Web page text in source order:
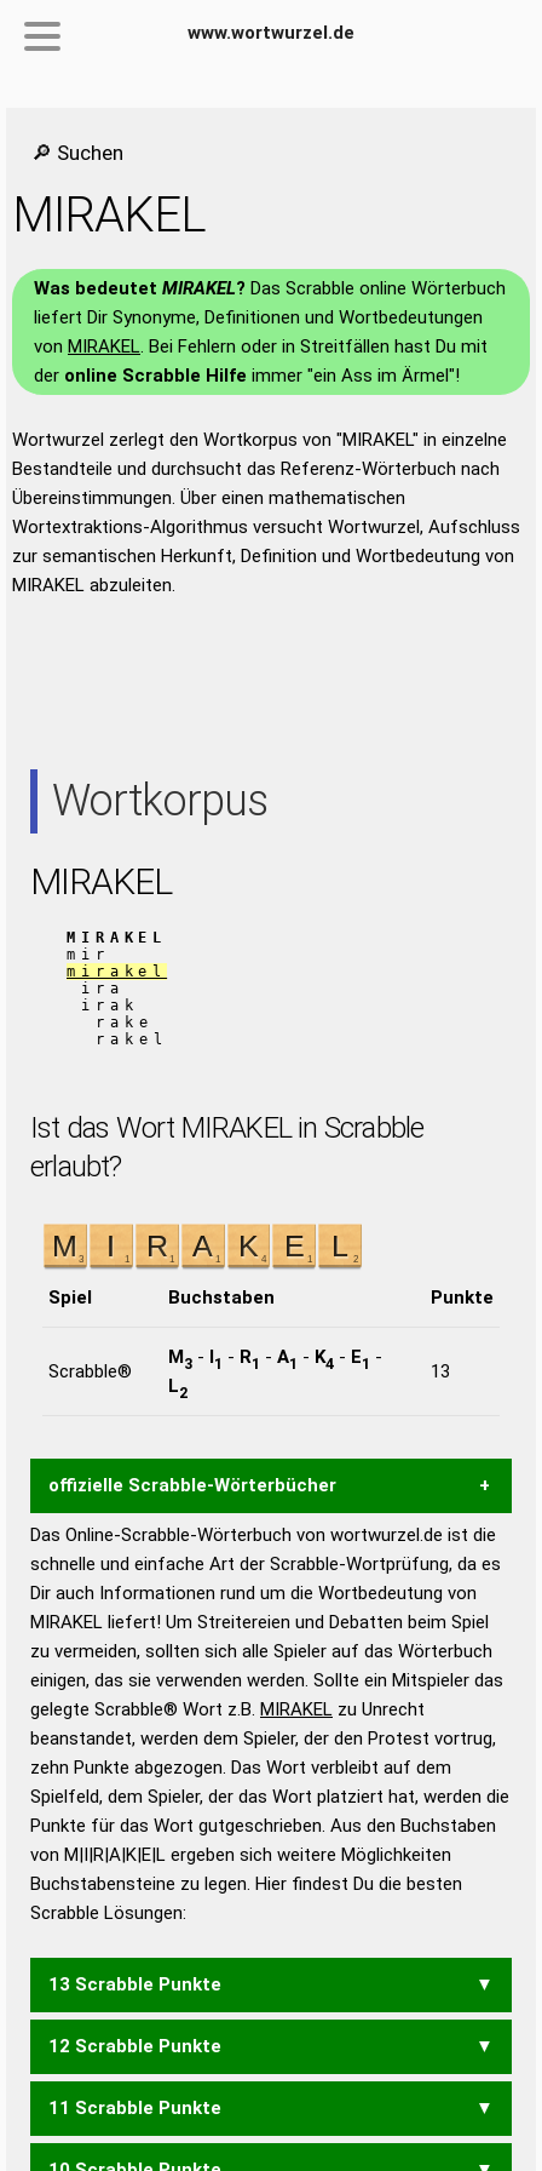
www.wortwurzel.de
🔎 Suchen
MIRAKEL
Was bedeutet MIRAKEL? Das Scrabble online Wörterbuch
liefert Dir Synonyme, Definitionen und Wortbedeutungen
von MIRAKEL. Bei Fehlern oder in Streitfällen hast Du mit
der online Scrabble Hilfe immer "ein Ass im Ärmel"!
Wortwurzel zerlegt den Wortkorpus von "MIRAKEL" in einzelne
Bestandteile und durchsucht das Referenz-Wörterbuch nach
Übereinstimmungen. Über einen mathematischen
Wortextraktions-Algorithmus versucht Wortwurzel, Aufschluss
zur semantischen Herkunft, Definition und Wortbedeutung von
MIRAKEL abzuleiten.
Wortkorpus
MIRAKEL
MIRAKEL
mir
mirakel
ira
irak
rake
rakel
Ist das Wort MIRAKEL in Scrabble
erlaubt?
Spiel Buchstaben Punkte
Scrabble®
M3 - I1 - R1 - A1 - K4 - E1 -
L2
13
offizielle Scrabble-Wörterbücher
Wortwurzel liefert mit Hilfe eines semantischen
Wortanalyse-Algorithmus gute Anhaltspunkte zu
Wortbedeutung, Worttrennung und Wortform, um die
Gültigkeit eines Wortes für das Scrabble-Spiel zu
bestimmen!
zugelassene Turnier Scrabble-
Wörterbücher sind:
Duden – Standardwerk in 12 Bänden
Duden – Richtiges und gutes
Deutsch
Duden – Die deutsche Grammatik
Duden – Deutsches
Das Online-Scrabble-Wörterbuch von wortwurzel.de ist die
schnelle und einfache Art der Scrabble-Wortprüfung, da es
Dir auch Informationen rund um die Wortbedeutung von
MIRAKEL liefert! Um Streitereien und Debatten beim Spiel
zu vermeiden, sollten sich alle Spieler auf das Wörterbuch
einigen, das sie verwenden werden. Sollte ein Mitspieler das
gelegte Scrabble® Wort z.B. MIRAKEL zu Unrecht
beanstandet, werden dem Spieler, der den Protest vortrug,
zehn Punkte abgezogen. Das Wort verbleibt auf dem
Spielfeld, dem Spieler, der das Wort platziert hat, werden die
Punkte für das Wort gutgeschrieben. Aus den Buchstaben
von M|I|R|A|K|E|L ergeben sich weitere Möglichkeiten
Buchstabensteine zu legen. Hier findest Du die besten
Scrabble Lösungen:
13 Scrabble Punkte
KALMIER
12 Scrabble Punkte
KLAREM MAKLER
11 Scrabble Punkte